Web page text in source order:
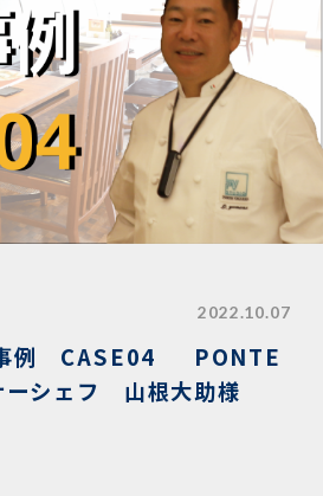
2022.10.07
例 CASE04 PONTE
ーシェフ 山根大助様